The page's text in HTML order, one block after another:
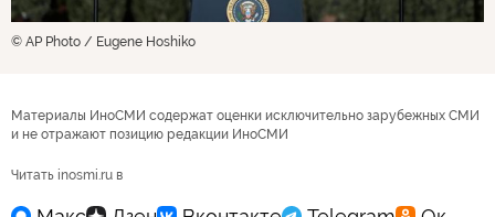
© AP Photo / Eugene Hoshiko
Материалы ИноСМИ содержат оценки исключительно зарубежных СМИ
и не отражают позицию редакции ИноСМИ
Читать inosmi.ru в